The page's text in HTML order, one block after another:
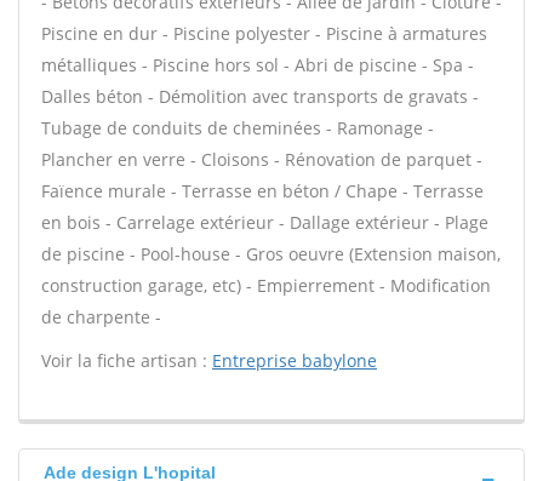
Piscine en dur - Piscine polyester - Piscine à armatures
métalliques - Piscine hors sol - Abri de piscine - Spa -
Dalles béton - Démolition avec transports de gravats -
Tubage de conduits de cheminées - Ramonage -
Plancher en verre - Cloisons - Rénovation de parquet -
Faïence murale - Terrasse en béton / Chape - Terrasse
en bois - Carrelage extérieur - Dallage extérieur - Plage
de piscine - Pool-house - Gros oeuvre (Extension maison,
construction garage, etc) - Empierrement - Modification
de charpente -
Voir la fiche artisan : Entreprise babylone
Ade design L'hopital